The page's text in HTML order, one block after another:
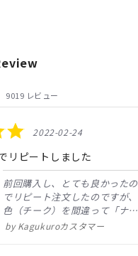
4.4
star
9019 レビュー
5.0
star
rating
2022-02-24
リピートしました
前回購入し、とても良かったの
でリピート注文したのですが、
色（チーク）を間違って「ナチ
ュラル」としてしまいました。
Kagukuroカスタマー